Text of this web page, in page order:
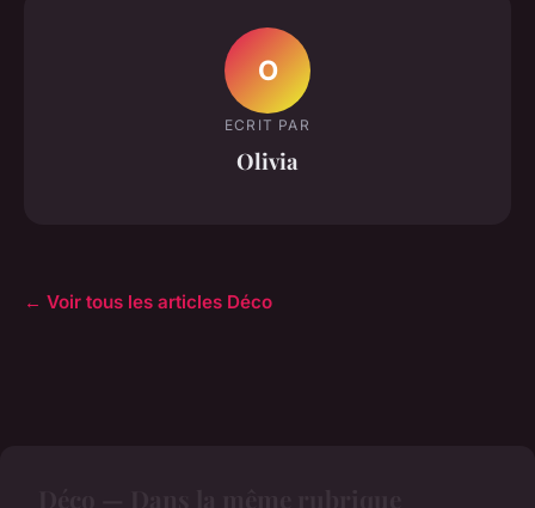
O
ECRIT PAR
Olivia
← Voir tous les articles Déco